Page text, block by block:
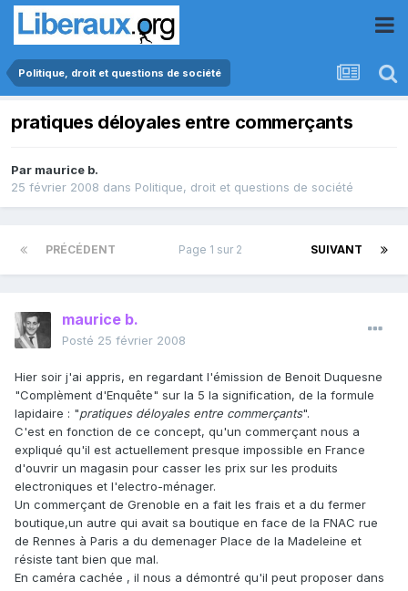
Politique, droit et questions de société
pratiques déloyales entre commerçants
Par maurice b.
25 février 2008 dans Politique, droit et questions de société
PRÉCÉDENT SUIVANT
Page 1 sur 2
maurice b.
Posté 25 février 2008
Hier soir j'ai appris, en regardant l'émission de Benoit Duquesne
"Complèment d'Enquête" sur la 5 la signification, de la formule
lapidaire : "pratiques déloyales entre commerçants".
C'est en fonction de ce concept, qu'un commerçant nous a
expliqué qu'il est actuellement presque impossible en France
d'ouvrir un magasin pour casser les prix sur les produits
electroniques et l'electro-ménager.
Un commerçant de Grenoble en a fait les frais et a du fermer
boutique,un autre qui avait sa boutique en face de la FNAC rue
de Rennes à Paris a du demenager Place de la Madeleine et
résiste tant bien que mal.
En caméra cachée , il nous a démontré qu'il peut proposer dans